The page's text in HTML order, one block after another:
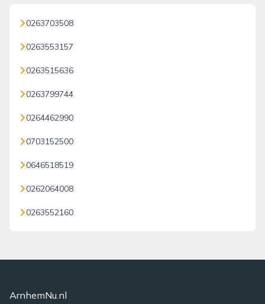
0263703508
0263553157
0263515636
0263799744
0264462990
0703152500
0646518519
0262064008
0263552160
ArnhemNu.nl